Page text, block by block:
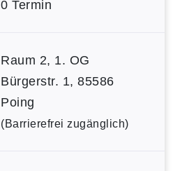
0 Termin
Raum 2, 1. OG
Bürgerstr. 1, 85586
Poing
(Barrierefrei zugänglich)